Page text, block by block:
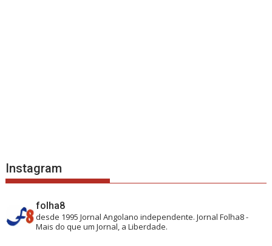
Instagram
folha8
desde 1995 Jornal Angolano independente.Jornal Folha8 -
Mais do que um Jornal, a Liberdade.